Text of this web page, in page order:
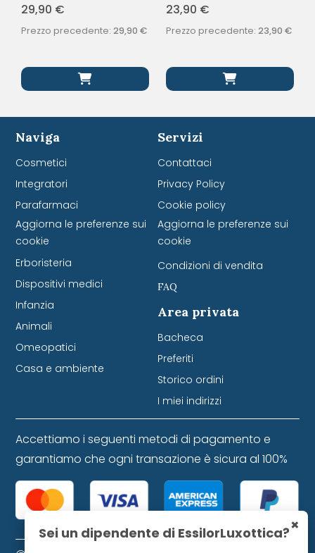
29,90 €
Prezzo precedente: 29,90 €
23,90 €
Prezzo precedente: 23,90 €
Naviga
Cosmetici
Integratori
Parafarmaci
Aggiorna le preferenze sui
cookie
Erboristeria
Dispositivi medici
Infanzia
Animali
Omeopatici
Casa e ambiente
Servizi
Contattaci
Privacy Policy
Cookie policy
Aggiorna le preferenze sui
cookie
Condizioni di vendita
FAQ
Area privata
Bacheca
Preferiti
Storico ordini
I miei indirizzi
Accettiamo i seguenti metodi di pagamento e
garantiamo che ogni transazione è sicura al 100%
×
Sei un dipendente di EssilorLuxottica?